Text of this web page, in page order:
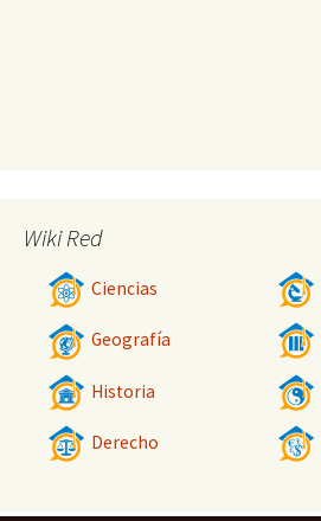
Wiki Red
Ciencias
Geografía
Historia
Derecho